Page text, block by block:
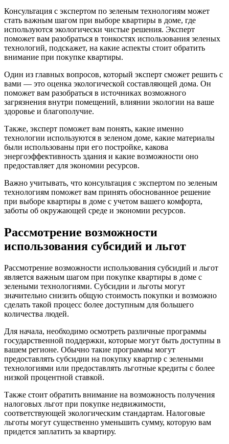
Консультация с экспертом по зеленым технологиям может
стать важным шагом при выборе квартиры в доме, где
используются экологически чистые решения. Эксперт
поможет вам разобраться в тонкостях использования зеленых
технологий, подскажет, на какие аспекты стоит обратить
внимание при покупке квартиры.
Один из главных вопросов, который эксперт сможет решить с
вами — это оценка экологической составляющей дома. Он
поможет вам разобраться в источниках возможного
загрязнения внутри помещений, влиянии экологии на ваше
здоровье и благополучие.
Также, эксперт поможет вам понять, какие именно
технологии используются в зеленом доме, какие материалы
были использованы при его постройке, какова
энергоэффективность здания и какие возможности оно
предоставляет для экономии ресурсов.
Важно учитывать, что консультация с экспертом по зеленым
технологиям поможет вам принять обоснованное решение
при выборе квартиры в доме с учетом вашего комфорта,
заботы об окружающей среде и экономии ресурсов.
Рассмотрение возможности
использования субсидий и льгот
Рассмотрение возможности использования субсидий и льгот
является важным шагом при покупке квартиры в доме с
зелеными технологиями. Субсидии и льготы могут
значительно снизить общую стоимость покупки и возможно
сделать такой процесс более доступным для большего
количества людей.
Для начала, необходимо осмотреть различные программы
государственной поддержки, которые могут быть доступны в
вашем регионе. Обычно такие программы могут
предоставлять субсидии на покупку квартир с зелеными
технологиями или предоставлять льготные кредиты с более
низкой процентной ставкой.
Также стоит обратить внимание на возможность получения
налоговых льгот при покупке недвижимости,
соответствующей экологическим стандартам. Налоговые
льготы могут существенно уменьшить сумму, которую вам
придется заплатить за квартиру.